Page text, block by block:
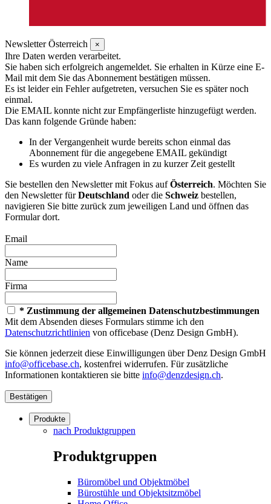
Newsletter Österreich ×
Ihre Daten werden verarbeitet.
Sie haben sich erfolgreich angemeldet. Sie erhalten in Kürze eine E-
Mail mit dem Sie das Abonnement bestätigen müssen.
Es ist leider ein Fehler aufgetreten, versuchen Sie es später noch
einmal.
Die EMAIL konnte nicht zur Empfängerliste hinzugefügt werden.
Das kann folgende Gründe haben:
In der Vergangenheit wurde bereits schon einmal das
Abonnement für die angegebene EMAIL gekündigt
Es wurden zu viele Anfragen in zu kurzer Zeit gestellt
Sie bestellen den Newsletter mit Fokus aufÖsterreich. Möchten Sie
den Newsletter fürDeutschland oder die Schweiz bestellen,
navigieren Sie bitte zurück zum jeweiligen Land und öffnen das
Formular dort.
Email
Name
Firma
* Zustimmung der allgemeinen Datenschutzbestimmungen
Mit dem Absenden dieses Formulars stimme ich den
Datenschutzrichtlinien von officebase (Denz Design GmbH).
Sie können jederzeit diese Einwilligungen über Denz Design GmbH
info@officebase.ch, kostenfrei widerrufen. Für zusätzliche
Informationen kontaktieren sie bitte info@denzdesign.ch.
Bestätigen
Produkte
nach Produktgruppen
Produktgruppen
Büromöbel und Objektmöbel
Bürostühle und Objektsitzmöbel